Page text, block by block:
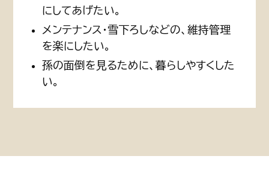
にしてあげたい。
メンテナンス・雪下ろしなどの、維持管理
を楽にしたい。
孫の面倒を見るために、暮らしやすくした
い。